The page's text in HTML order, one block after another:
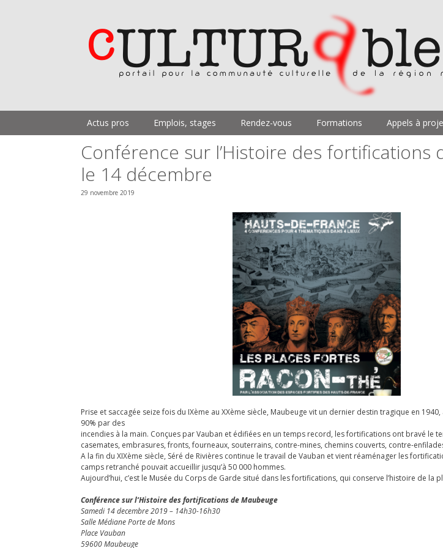
Actus pros Emplois, stages Rendez-vous Formations Appels à
Conférence sur l’Histoire des fortifications
le 14 décembre
29 novembre 2019
Prise et saccagée seize fois du IXème au XXème siècle, Maubeuge vit un dernier destin tragique en
90% par des
incendies à la main. Conçues par Vauban et édifiées en un temps record, les fortifications ont bravé le
casemates, embrasures, fronts, fourneaux, souterrains, contre-mines, chemins couverts, contre-
A la fin du XIXème siècle, Séré de Rivières continue le travail de Vauban et vient réaménager les
camps retranché pouvait accueillir jusqu’à 50 000 hommes.
Aujourd’hui, c’est le Musée du Corps de Garde situé dans les fortifications, qui conserve l’histoire de la
Conférence sur l’Histoire des fortifications de Maubeuge
Samedi 14 decembre 2019 – 14h30-16h30
Salle Médiane Porte de Mons
Place Vauban
59600 Maubeuge